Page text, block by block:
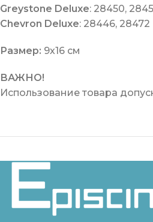
Greystone Deluxe: 28450,
Chevron Deluxe: 28446, 28472
Размер: 9х16 см
ВАЖНО!
Использование товара